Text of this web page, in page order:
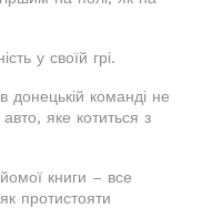
у своїй грі.
донецькій команді не
яке котиться з
книги – все
протистояти